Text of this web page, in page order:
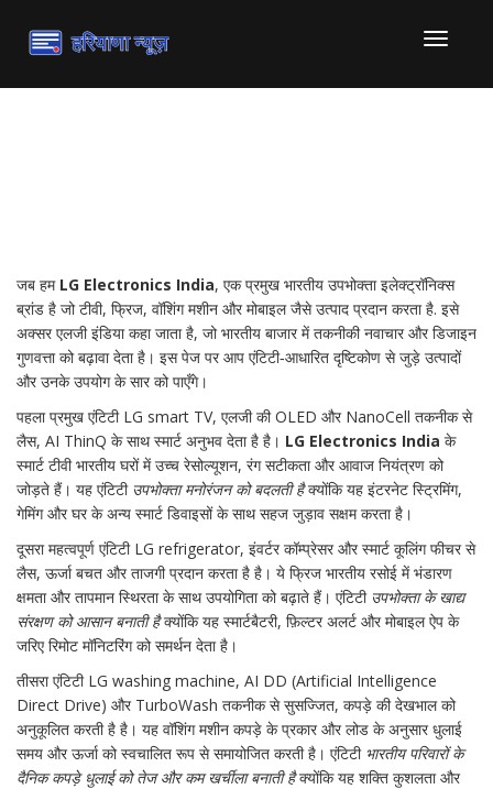
टॉगल
संचालित
जब हम LG Electronics India, एक प्रमुख भारतीय उपभोक्ता इलेक्ट्रॉनिक्स
ब्रांड है जो टीवी, फ्रिज, वॉशिंग मशीन और मोबाइल जैसे उत्पाद प्रदान करता है. इसे
अक्सरएलजी इंडियाकहा जाता है, जो भारतीय बाजार में तकनीकी नवाचार और डिजाइन
गुणवत्ता को बढ़ावा देता है। इस पेज पर आप एंटिटी‑आधारित दृष्टिकोण से जुड़े उत्पादों
और उनके उपयोग के सार को पाएँगे।
पहला प्रमुख एंटिटी LG smart TV, एलजी की OLED और NanoCell तकनीक से
लैस, AI ThinQ के साथ स्मार्ट अनुभव देता है है। LG Electronics India के
स्मार्ट टीवी भारतीय घरों में उच्च रेसोल्यूशन, रंग सटीकता और आवाज नियंत्रण को
जोड़ते हैं। यह एंटिटी उपभोक्ता मनोरंजन को बदलती हैक्योंकि यह इंटरनेट स्ट्रिमिंग,
गेमिंग और घर के अन्य स्मार्ट डिवाइसों के साथ सहज जुड़ाव सक्षम करता है।
दूसरा महत्वपूर्ण एंटिटी LG refrigerator, इंवर्टर कॉम्प्रेसर और स्मार्ट कूलिंग फीचर से
लैस, ऊर्जा बचत और ताजगी प्रदान करता है है। ये फ्रिज भारतीय रसोई में भंडारण
क्षमता और तापमान स्थिरता के साथ उपयोगिता को बढ़ाते हैं। एंटिटी उपभोक्ता के खाद्य
संरक्षण को आसान बनाती हैक्योंकि यह स्मार्टबैटरी, फ़िल्टर अलर्ट और मोबाइल ऐप के
जरिए रिमोट मॉनिटरिंग को समर्थन देता है।
तीसरा एंटिटी LG washing machine, AI DD (Artificial Intelligence
Direct Drive) और TurboWash तकनीक से सुसज्जित, कपड़े की देखभाल को
अनुकूलित करती है है। यह वॉशिंग मशीन कपड़े के प्रकार और लोड के अनुसार धुलाई
समय और ऊर्जा को स्वचालित रूप से समायोजित करती है। एंटिटी भारतीय परिवारों के
दैनिक कपड़े धुलाई को तेज और कम खर्चीला बनाती हैक्योंकि यह शक्ति कुशलता और